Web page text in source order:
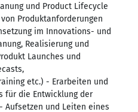
und Product Lifecycle
Produktanforderungen
im Innovations- und
Realisierung und
Launches und
etc.) - Erarbeiten und
für die Entwicklung der
Aufsetzen und Leiten eines